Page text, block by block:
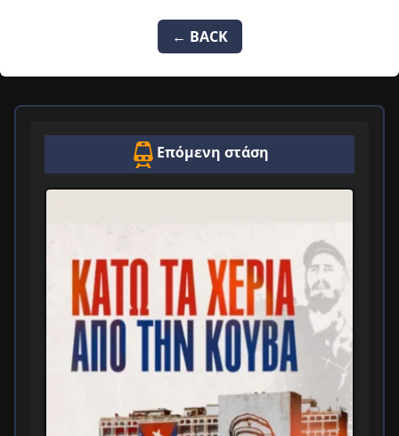
← BACK
Επόμενη στάση